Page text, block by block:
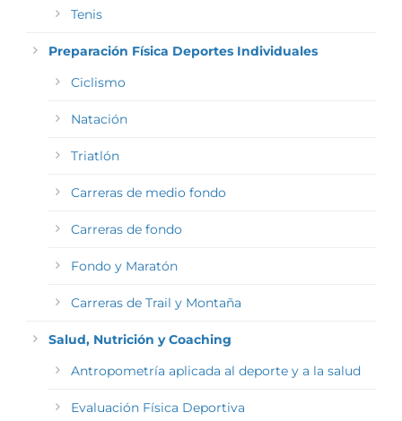
Tenis
Preparación Física Deportes Individuales
Ciclismo
Natación
Triatlón
Carreras de medio fondo
Carreras de fondo
Fondo y Maratón
Carreras de Trail y Montaña
Salud, Nutrición y Coaching
Antropometría aplicada al deporte y a la salud
Evaluación Física Deportiva